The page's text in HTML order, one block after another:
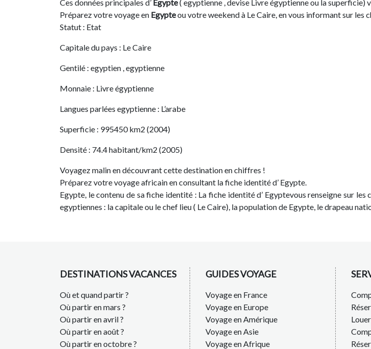
Ces données principales d’ Egypte( egyptienne , devise Livre égyptienne ou la
Préparez votre voyage en Egypteou votre weekend à Le Caire, en vous informant sur
Statut : Etat
Capitale du pays : Le Caire
Gentilé : egyptien , egyptienne
Monnaie : Livre égyptienne
Langues parlées egyptienne : L’arabe
Superficie : 995450 km2 (2004)
Densité : 74.4 habitant/km2 (2005)
Voyagez malin en découvrant cette destination en chiffres !
Préparez votre voyage africain en consultant la fiche identité d’ Egypte.
Egypte, le contenu de sa fiche identité : La fiche identité d’ Egyptevous renseigne sur
egyptiennes : la capitale ou le chef lieu ( Le Caire), la population de Egypte, le drapeau
DESTINATIONS VACANCES
Où et quand partir ?
Où partir en mars ?
Où partir en avril ?
Où partir en août ?
Où partir en octobre ?
GUIDES VOYAGE
Voyage en France
Voyage en Europe
Voyage en Amérique
Voyage en Asie
Voyage en Afrique